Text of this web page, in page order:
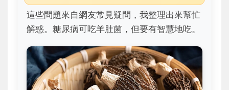
這些問題來自網友常見疑問，我整理出來幫忙
解惑。糖尿病可吃羊肚菌，但要有智慧地吃。